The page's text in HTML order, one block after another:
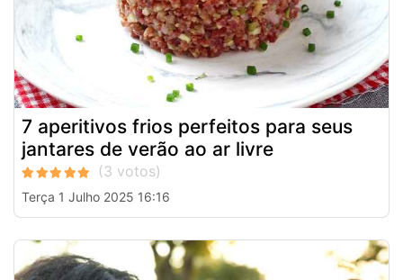
7 aperitivos frios perfeitos para seus
jantares de verão ao ar livre
Terça 1 Julho 2025 16:16